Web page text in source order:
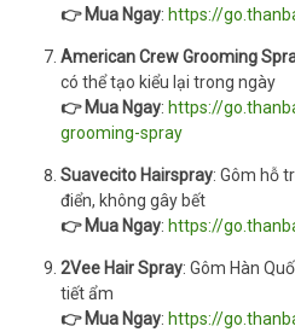
👉 Mua Ngay: https://
American Crew Grooming
có thể tạo kiểu lại trong ngày
👉 Mua Ngay: https://
grooming-spray
Suavecito Hairspray: Gôm hỗ
điển, không gây bết
👉 Mua Ngay: https://
2Vee Hair Spray: Gôm Hàn
tiết ẩm
👉 Mua Ngay: https://